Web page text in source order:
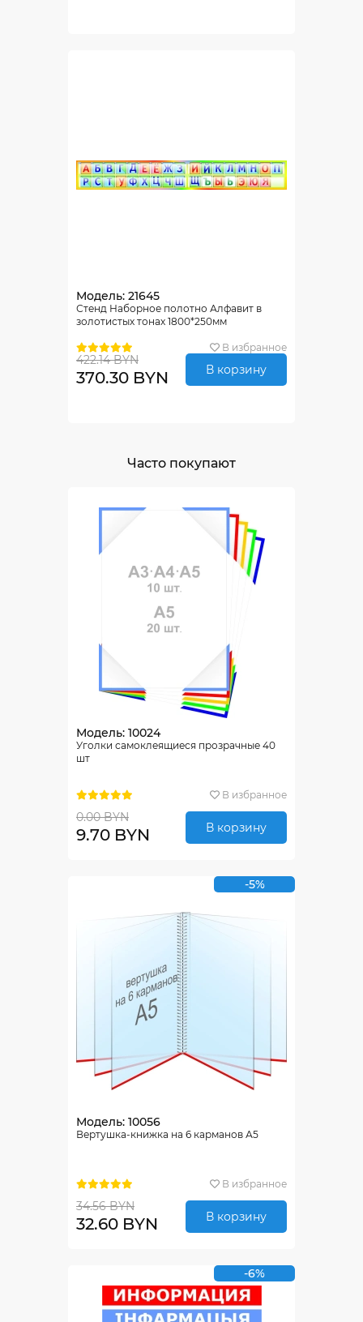
Модель: 21645
Стенд Наборное полотно Алфавит в
золотистых тонах 1800*250мм
В избранное
422.14 BYN
370.30 BYN В корзину
Часто покупают
Модель: 10024
Уголки самоклеящиеся прозрачные 40
шт
В избранное
0.00 BYN
9.70 BYN В корзину
-5%
Модель: 10056
Вертушка-книжка на 6 карманов А5
В избранное
34.56 BYN
32.60 BYN В корзину
-6%